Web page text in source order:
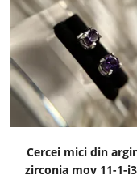
Cercei mici din
zirconia mov 11-1-